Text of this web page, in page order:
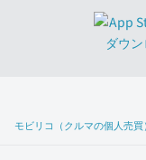
モビリコ（クルマの個人売買）